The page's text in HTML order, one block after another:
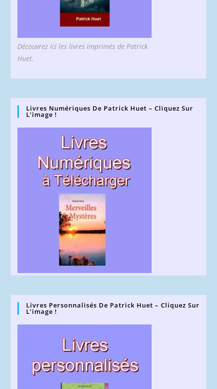
Découvrez ici les livres imprimés de Patrick
Huet.
Livres Numériques De Patrick Huet – Cliquez Sur
L’image !
Livres Personnalisés De Patrick Huet – Cliquez Sur
L’image !